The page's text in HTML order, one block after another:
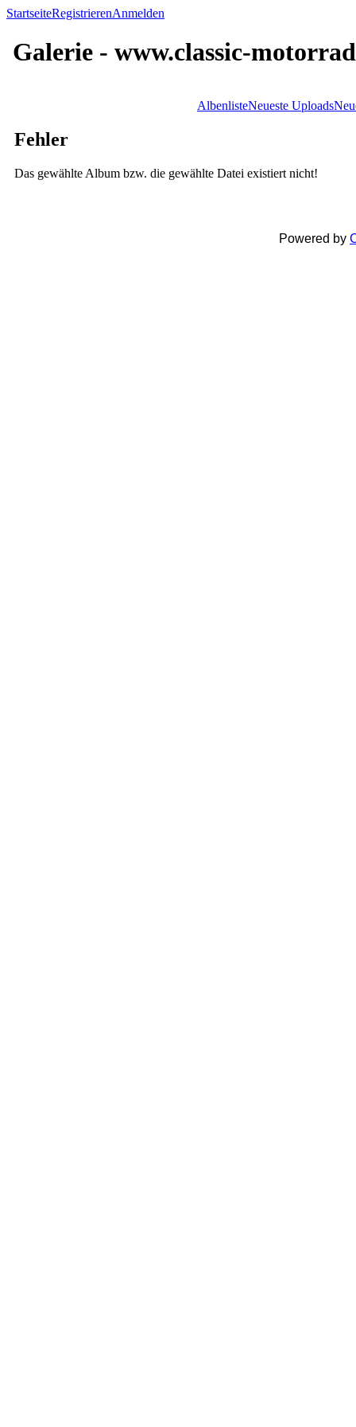
StartseiteRegistrierenAnmelden
Galerie - www.classic-
AlbenlisteNeueste Uploads
Fehler
Das gewählte Album bzw. die gewählte Datei existiert nicht!
Powered by